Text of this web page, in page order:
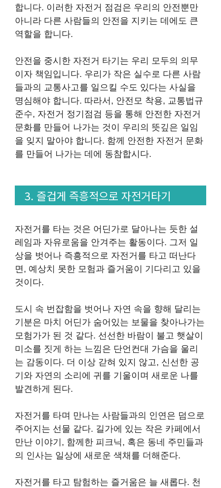
합니다. 이러한 자전거 점검은 우리의 안전뿐만
아니라 다른 사람들의 안전을 지키는 데에도 큰
역할을 합니다.
안전을 중시한 자전거 타기는 우리 모두의 의무
이자 책임입니다. 우리가 작은 실수로 다른 사람
들과의 교통사고를 일으킬 수도 있다는 사실을
명심해야 합니다. 따라서, 안전모 착용, 교통법규
준수, 자전거 정기점검 등을 통해 안전한 자전거
문화를 만들어 나가는 것이 우리의 뜻깊은 일임
을 잊지 말아야 합니다. 함께 안전한 자전거 문화
를 만들어 나가는 데에 동참합시다.
3. 즐겁게 즉흥적으로 자전거타기
자전거를 타는 것은 어딘가로 달아나는 듯한 설
레임과 자유로움을 안겨주는 활동이다. 그저 일
상을 벗어나 즉흥적으로 자전거를 타고 떠난다
면, 예상치 못한 모험과 즐거움이 기다리고 있을
것이다.
도시 속 번잡함을 벗어나 자연 속을 향해 달리는
기분은 마치 어딘가 숨어있는 보물을 찾아나가는
모험가가 된 것 같다. 선선한 바람이 불고 햇살이
미소를 짓게 하는 느낌은 단언컨대 가슴을 울리
는 감동이다. 더 이상 갇혀 있지 않고, 신선한 공
기와 자연의 소리에 귀를 기울이며 새로운 나를
발견하게 된다.
자전거를 타며 만나는 사람들과의 인연은 덤으로
주어지는 선물 같다. 길가에 있는 작은 카페에서
만난 이야기, 함께한 피크닉, 혹은 동네 주민들과
의 인사는 일상에 새로운 색채를 더해준다.
자전거를 타고 탐험하는 즐거움은 늘 새롭다. 천